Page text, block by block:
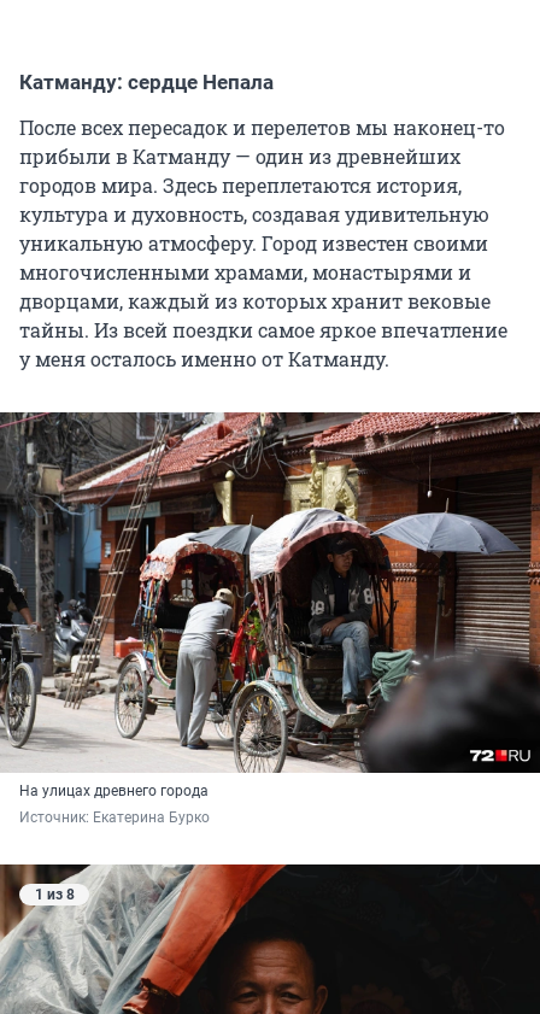
Катманду: сердце Непала
После всех пересадок и перелетов мы наконец-то
прибыли в Катманду — один из древнейших
городов мира. Здесь переплетаются история,
культура и духовность, создавая удивительную
уникальную атмосферу. Город известен своими
многочисленными храмами, монастырями и
дворцами, каждый из которых хранит вековые
тайны. Из всей поездки самое яркое впечатление
у меня осталось именно от Катманду.
На улицах древнего города
Источник: Екатерина Бурко
1 из 8